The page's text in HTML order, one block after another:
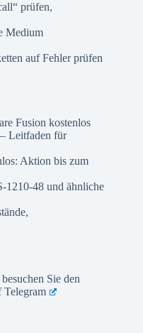
prüfen,
Medium
auf Fehler prüfen
Fusion kostenlos
Leitfaden für
Aktion bis zum
48 und ähnliche
Sie den
Telegram